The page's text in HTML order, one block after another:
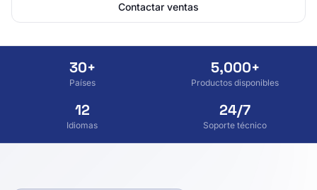
Contactar ventas
30+
Países
5,000+
Productos disponibles
12
Idiomas
24/7
Soporte técnico